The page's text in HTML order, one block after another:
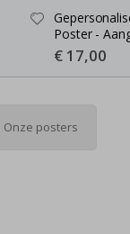
Poster -
Gitaar
Special
Price
€ 17,00
Onze posters